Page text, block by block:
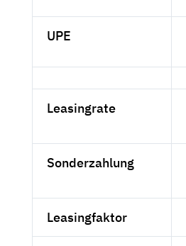
UPE
Leasingrate
Sonderzahlung
Leasingfaktor